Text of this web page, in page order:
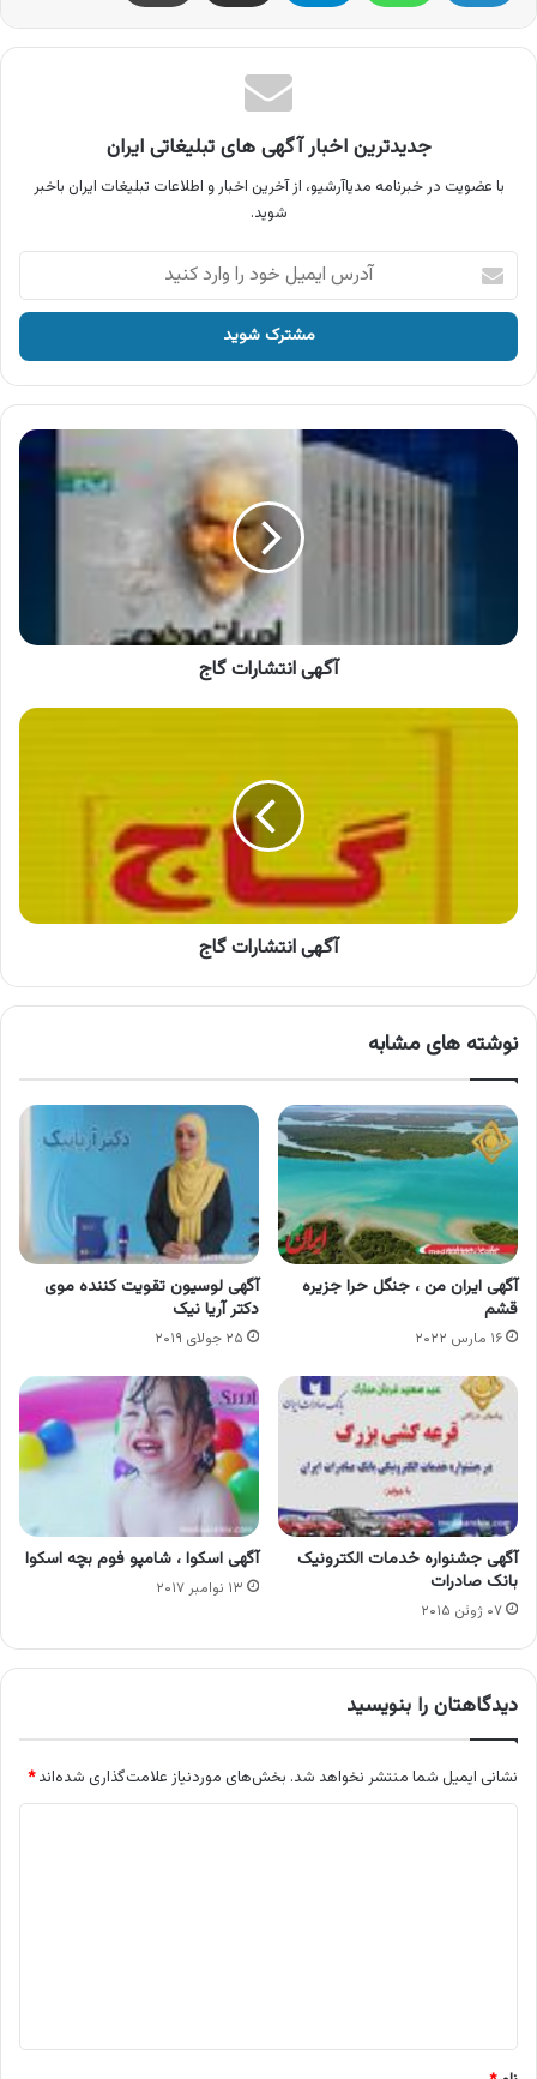
جدیدترین اخبار آگهی های تبلیغاتی ایران
با عضویت در خبرنامه مدیاآرشیو، از آخرین اخبار و اطلاعات تبلیغات ایران باخبر
شوید.
آدرس
ایمیل
خود
وارد
کنید
آگهی
آگهی انتشارات گاج
آگهی
آگهی انتشارات گاج
نوشته های مشابه
آگهی ایران من ، جنگل حرا جزیره
قشم
۱۶ مارس ۲۰۲۲
آگهی لوسیون تقویت کننده موی
دکتر آریا نیک
۲۵ جولای ۲۰۱۹
آگهی جشنواره خدمات الکترونیک
بانک صادرات
۰۷ ژوئن ۲۰۱۵
آگهی اسکوا ، شامپو فوم بچه اسکوا
۱۳ نوامبر ۲۰۱۷
دیدگاهتان را بنویسید
نشانی ایمیل شما منتشر نخواهد شد. بخش‌های موردنیاز علامت‌گذاری شده‌اند*